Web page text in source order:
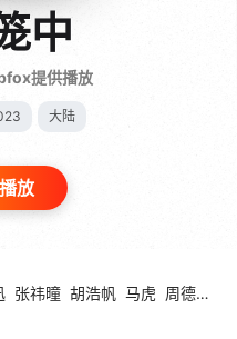
中
提供播放
大陆
放
张祎曈 胡浩帆 马虎 周德柏文